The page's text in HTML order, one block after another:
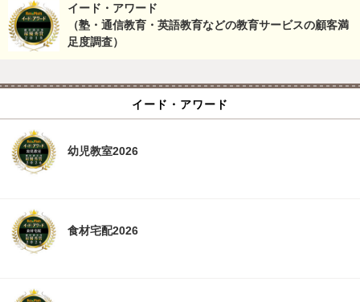
イード・アワード
（塾・通信教育・英語教育などの教育サービスの顧客満
足度調査）
イード・アワード
幼児教室2026
食材宅配2026